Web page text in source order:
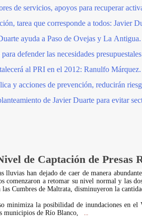
de servicios, apoyos para recuperar
tarea que corresponde a todos: Javier
ayuda a Paso de Ovejas y La Antigua.
defender las necesidades
al PRI en el 2012: Ranulfo Márquez.
y acciones de prevención, reducirán
de Javier Duarte para evitar
de Captación de Presas
lluvias han dejado de caer de manera
comenzaron a retomar su nivel normal y las
las Cumbres de Maltrata, disminuyeron la
minimiza la posibilidad de inundaciones en el
municipios de Río Blanco,